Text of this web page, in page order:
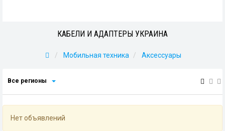
КАБЕЛИ И АДАПТЕРЫ УКРАИНА
Мобильная техника Аксессуары
Все регионы
Нет объявлений